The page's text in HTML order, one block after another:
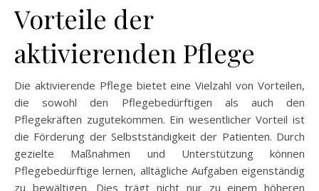
Vorteile der
aktivierenden Pflege
Die aktivierende Pflege bietet eine Vielzahl von Vorteilen,
die sowohl den Pflegebedürftigen als auch den
Pflegekräften zugutekommen. Ein wesentlicher Vorteil ist
die Förderung der Selbstständigkeit der Patienten. Durch
gezielte Maßnahmen und Unterstützung können
Pflegebedürftige lernen, alltägliche Aufgaben eigenständig
zu bewältigen. Dies trägt nicht nur zu einem höheren